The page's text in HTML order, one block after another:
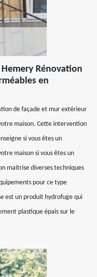
Rénovation
en
de façade et mur extérieur
maison. Cette intervention
si vous êtes un
maison si vous êtes un
maitrise diverses techniques
pour ce type
est un produit hydrofuge qui
plastique épais sur le